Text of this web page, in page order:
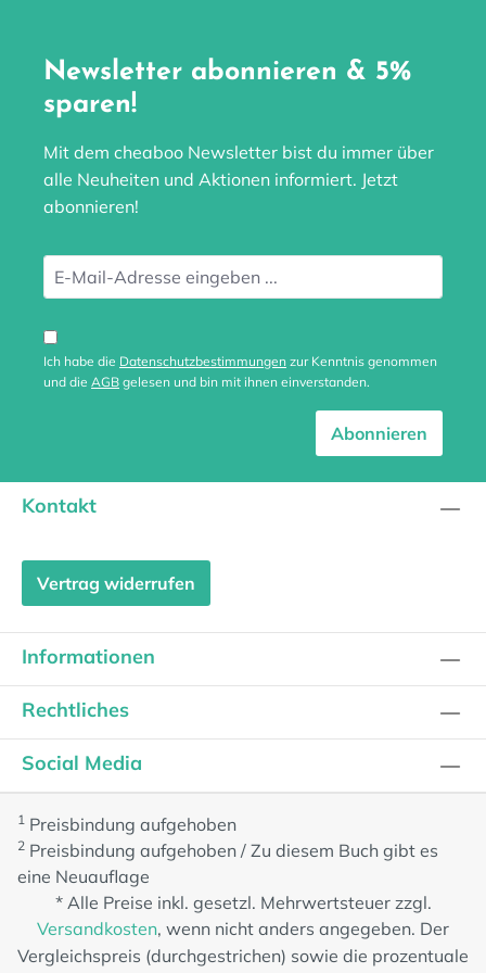
Newsletter abonnieren & 5%
sparen!
Mit dem cheaboo Newsletter bist du immer über
alle Neuheiten und Aktionen informiert. Jetzt
abonnieren!
Ich habe die Datenschutzbestimmungen zur Kenntnis genommen
und die AGB gelesen und bin mit ihnen einverstanden.
Abonnieren
Kontakt
Vertrag widerrufen
Informationen
Rechtliches
Social Media
1 Preisbindung aufgehoben
2 Preisbindung aufgehoben / Zu diesem Buch gibt es
eine Neuauflage
* Alle Preise inkl. gesetzl. Mehrwertsteuer zzgl.
Versandkosten, wenn nicht anders angegeben. Der
Vergleichspreis (durchgestrichen) sowie die prozentuale